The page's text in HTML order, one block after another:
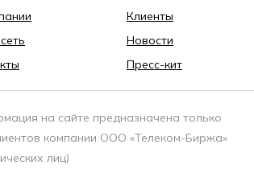
Клиенты
Новости
Пресс-кит
на сайте предназначена только
компании ООО «Телеком-Биржа»
лиц)